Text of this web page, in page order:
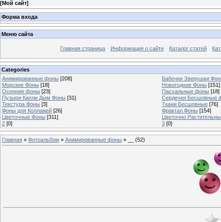
[Мой сайт]
Форма входа
Меню сайта
Главная страница Информация о сайте Каталог статей
Categories
Анимированные фоны [208]
Бабочки Зверушки
Морские Фоны [18] Новогодние Фоны [151]
Осенние фоны [23] Пасхальные фоны [18]
Пузыри Капли Дым Фоны [31]
Сердечки Бесшовные
Текстура Фоны [3] Ткани Бесшовные [76]
Фоны для Коллажей [26] Фрактал Фоны [154]
Цветочные Фоны [311]
Цветочно
2 [0] 3 [0]
Главная » Фотоальбом » Анимированные фоны » __ (52)